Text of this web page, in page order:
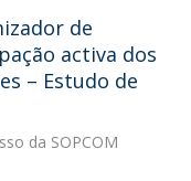
de
activa dos
– Estudo de
da SOPCOM